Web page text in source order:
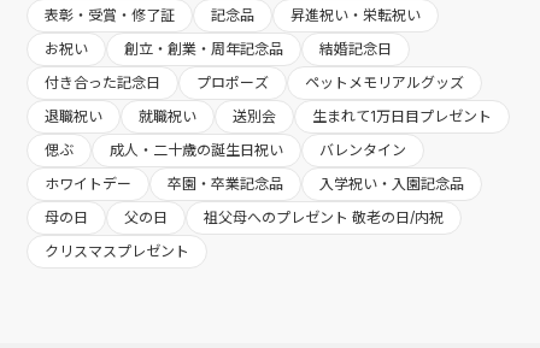
表彰・受賞・修了証
記念品
昇進祝い・栄転祝い
お祝い
創立・創業・周年記念品
結婚記念日
付き合った記念日
プロポーズ
ペットメモリアルグッズ
退職祝い
就職祝い 送別会
生まれて1万日目プレゼント
偲ぶ
成人・二十歳の誕生日祝い
バレンタイン
ホワイトデー
卒園・卒業記念品
入学祝い・入園記念品
母の日
父の日
祖父母へのプレゼント 敬老の日/内祝
クリスマスプレゼント